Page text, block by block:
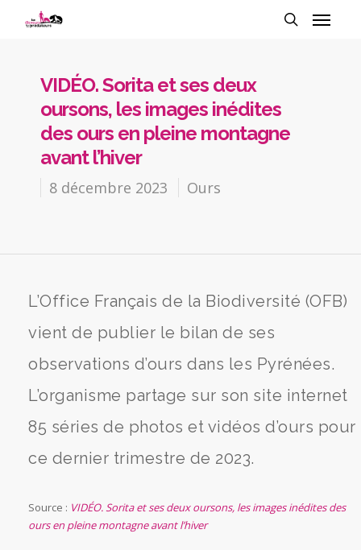
VIDÉO. Sorita et ses deux
oursons, les images inédites
des ours en pleine montagne
avant l’hiver
8 décembre 2023 Ours
L’Office Français de la Biodiversité (OFB)
vient de publier le bilan de ses
observations d’ours dans les Pyrénées.
L’organisme partage sur son site internet
85 séries de photos et vidéos d’ours pour
ce dernier trimestre de 2023.
Source : VIDÉO. Sorita et ses deux oursons, les images inédites des
ours en pleine montagne avant l’hiver